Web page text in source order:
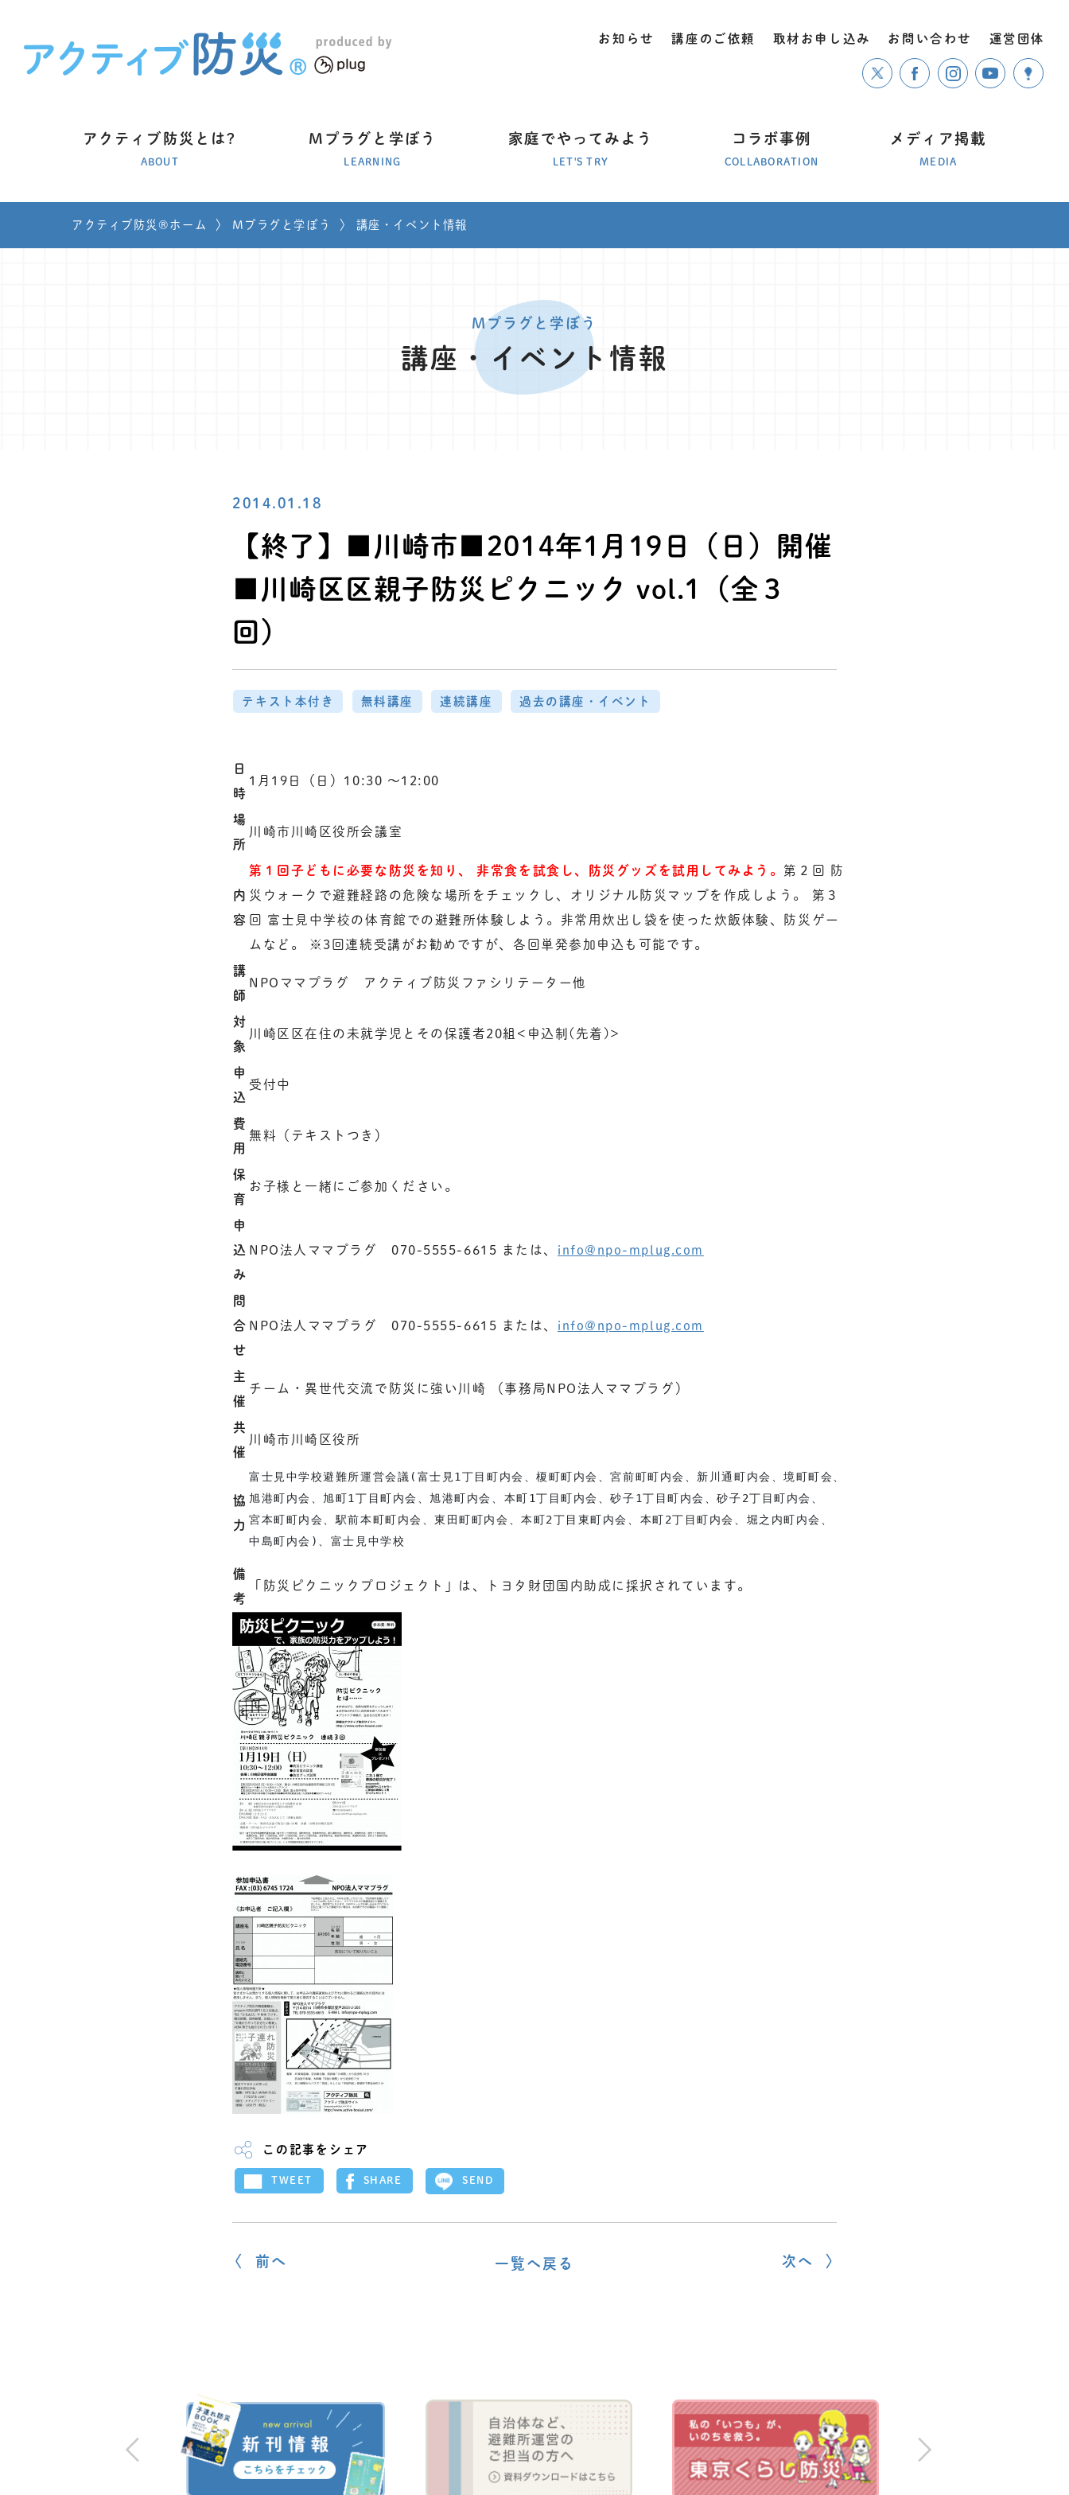
アクティブ防災とは?
ABOUT
Mプラグと学ぼう
LEARNING
家庭でやってみよう
LET'S TRY
コラボ事例
COLLABORATION
メディア掲載
MEDIA
お知らせ 講座のご依頼 取材お申し込み お問い合わせ 運営団体
アクティブ防災®ホーム 〉 Mプラグと学ぼう 〉 講座・イベント情報
Mプラグと学ぼう
講座・イベント情報
2014.01.18
【終了】■川崎市■2014年1月19日（日）開催
■川崎区区親子防災ピクニック vol.1（全３
回）
テキスト本付き 無料講座 連続講座 過去の講座・イベント
日
時
1月19日（日）10:30 〜12:00
場
所
川崎市川崎区役所会議室
内
容
第１回子どもに必要な防災を知り、 非常食を試食し、防災グッズを試用してみよう。 第２回 防
災ウォークで避難経路の危険な場所をチェックし、オリジナル防災マップを作成しよう。 第３
回 富士見中学校の体育館での避難所体験しよう。非常用炊出し袋を使った炊飯体験、防災ゲー
ムなど。 ※3回連続受講がお勧めですが、各回単発参加申込も可能です。
講
師
NPOママプラグ アクティブ防災ファシリテーター他
対
象
川崎区区在住の未就学児とその保護者20組<申込制(先着)>
申
込
受付中
費
用
無料（テキストつき）
保
育
お子様と一緒にご参加ください。
申
込
み
NPO法人ママプラグ 070-5555-6615 または、 info@npo-mplug.com
問
合
せ
NPO法人ママプラグ 070-5555-6615 または、 info@npo-mplug.com
主
催
チーム・異世代交流で防災に強い川崎 （事務局NPO法人ママプラグ）
共
催
川崎市川崎区役所
協
力
富士見中学校避難所運営会議(富士見1丁目町内会、榎町町内会、宮前町町内会、新川通町内会、境町町会、
旭港町内会、旭町1丁目町内会、旭港町内会、本町1丁目町内会、砂子1丁目町内会、砂子2丁目町内会、
宮本町町内会、駅前本町町内会、東田町町内会、本町2丁目東町内会、本町2丁目町内会、堀之内町内会、
中島町内会)、富士見中学校
備
考
「防災ピクニックプロジェクト」は、トヨタ財団国内助成に採択されています。
この記事をシェア
TWEET SHARE SEND
一覧へ戻る